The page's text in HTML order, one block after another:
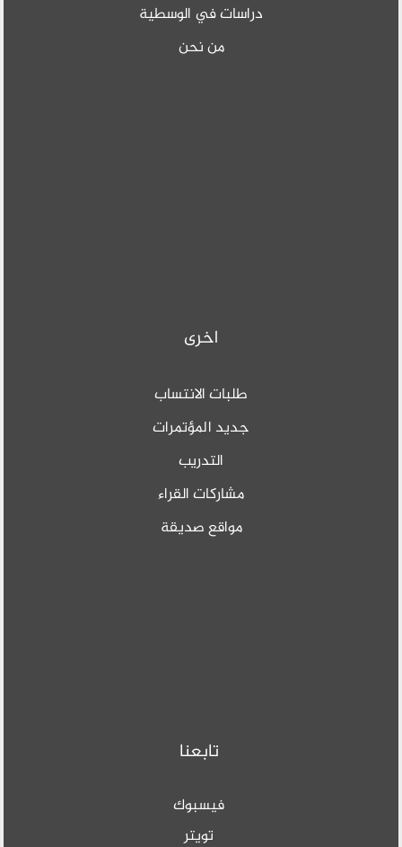
دراسات في الوسطية
من نحن
اخرى
طلبات الانتساب
جديد المؤتمرات
التدريب
مشاركات القراء
مواقع صديقة
تابعنا
فيسبوك
تويتر